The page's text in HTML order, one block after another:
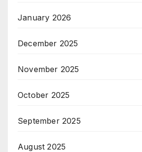
January 2026
December 2025
November 2025
October 2025
September 2025
August 2025